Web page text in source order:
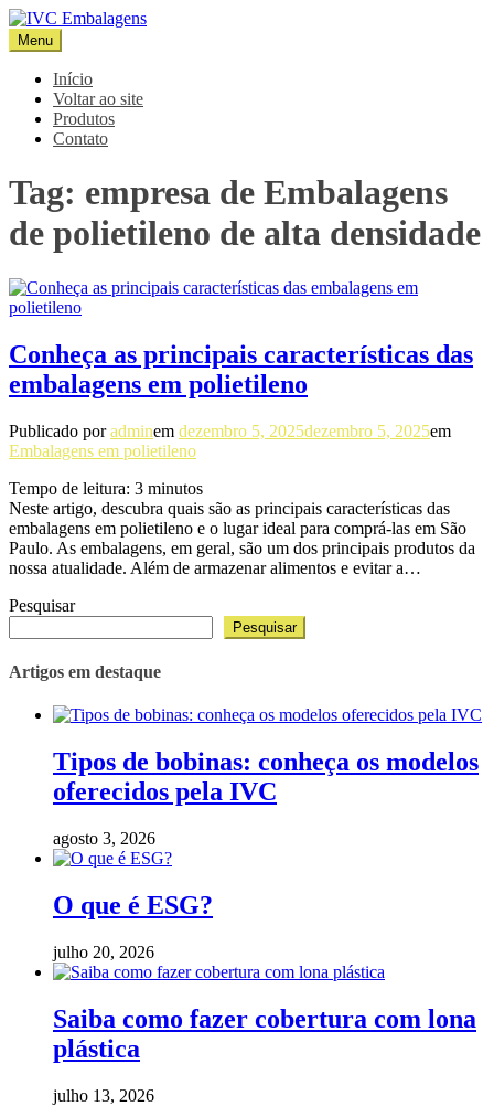
Pular
para
o
conteúdo
IVC Embalagens
Blog IVC
Menu
Início
Voltar ao site
Produtos
Contato
Tag: empresa de Embalagens
de polietileno de alta densidade
Conheça as principais características das
embalagens em polietileno
Publicado poradminem dezembro 5, 2025dezembro 5, 2025em
Embalagens em polietileno
Tempo de leitura: 3 minutos
Neste artigo, descubra quais são as principais características das
embalagens em polietileno e o lugar ideal para comprá-las em São
Paulo. As embalagens, em geral, são um dos principais produtos da
nossa atualidade. Além de armazenar alimentos e evitar a…
Pesquisar
Pesquisar
Artigos em destaque
Tipos de bobinas: conheça os modelos
oferecidos pela IVC
agosto 3, 2026
O que é ESG?
julho 20, 2026
Saiba como fazer cobertura com lona
plástica
julho 13, 2026